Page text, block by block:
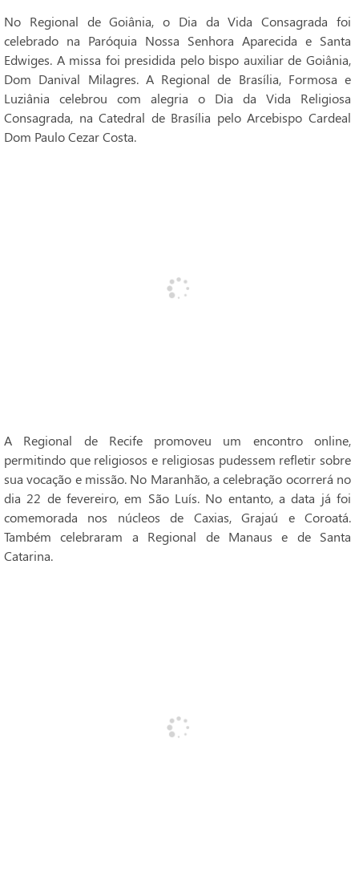
No Regional de Goiânia, o Dia da Vida Consagrada foi
celebrado na Paróquia Nossa Senhora Aparecida e Santa
Edwiges. A missa foi presidida pelo bispo auxiliar de Goiânia,
Dom Danival Milagres. A Regional de Brasília, Formosa e
Luziânia celebrou com alegria o Dia da Vida Religiosa
Consagrada, na Catedral de Brasília pelo Arcebispo Cardeal
Dom Paulo Cezar Costa.
A Regional de Recife promoveu um encontro online,
permitindo que religiosos e religiosas pudessem refletir sobre
sua vocação e missão. No Maranhão, a celebração ocorrerá no
dia 22 de fevereiro, em São Luís. No entanto, a data já foi
comemorada nos núcleos de Caxias, Grajaú e Coroatá.
Também celebraram a Regional de Manaus e de Santa
Catarina.